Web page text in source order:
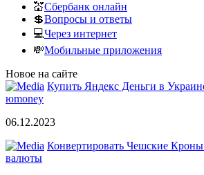
💒Сбербанк онлайн
💲Вопросы и ответы
💻Через интернет
💸Мобильные приложения
Новое на сайте
Купить Яндекс Деньги в
юmoney
06.12.2023
Конвертировать Чешские
валюты